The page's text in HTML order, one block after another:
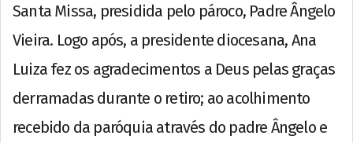
Santa Missa, presidida pelo pároco, Padre Ângelo
Vieira. Logo após, a presidente diocesana, Ana
Luiza fez os agradecimentos a Deus pelas graças
derramadas durante o retiro; ao acolhimento
recebido da paróquia através do padre Ângelo e